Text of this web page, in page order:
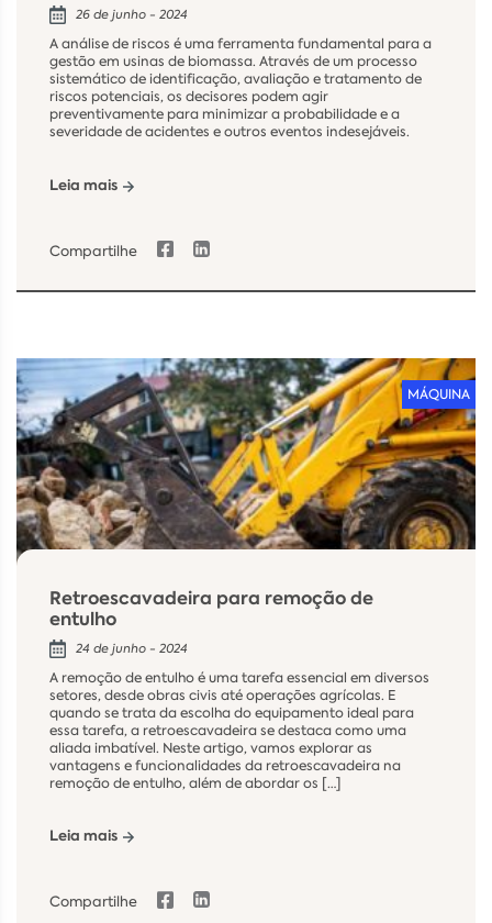
26 de junho - 2024
A análise de riscos é uma ferramenta fundamental para a
gestão em usinas de biomassa. Através de um processo
sistemático de identificação, avaliação e tratamento de
riscos potenciais, os decisores podem agir
preventivamente para minimizar a probabilidade e a
severidade de acidentes e outros eventos indesejáveis.
Leia mais
Compartilhe
MÁQUINA
Retroescavadeira para remoção de
entulho
24 de junho - 2024
A remoção de entulho é uma tarefa essencial em diversos
setores, desde obras civis até operações agrícolas. E
quando se trata da escolha do equipamento ideal para
essa tarefa, a retroescavadeira se destaca como uma
aliada imbatível. Neste artigo, vamos explorar as
vantagens e funcionalidades da retroescavadeira na
remoção de entulho, além de abordar os […]
Leia mais
Compartilhe